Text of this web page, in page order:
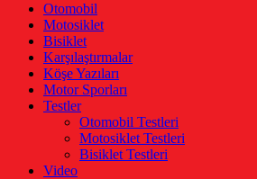
3 Şerit
Otomobil, Motosiklet, Bisiklet
Otomobil
Motosiklet
Bisiklet
Karşılaştırmalar
Köşe Yazıları
Motor Sporları
Testler
Otomobil Testleri
Motosiklet Testleri
Bisiklet Testleri
Video